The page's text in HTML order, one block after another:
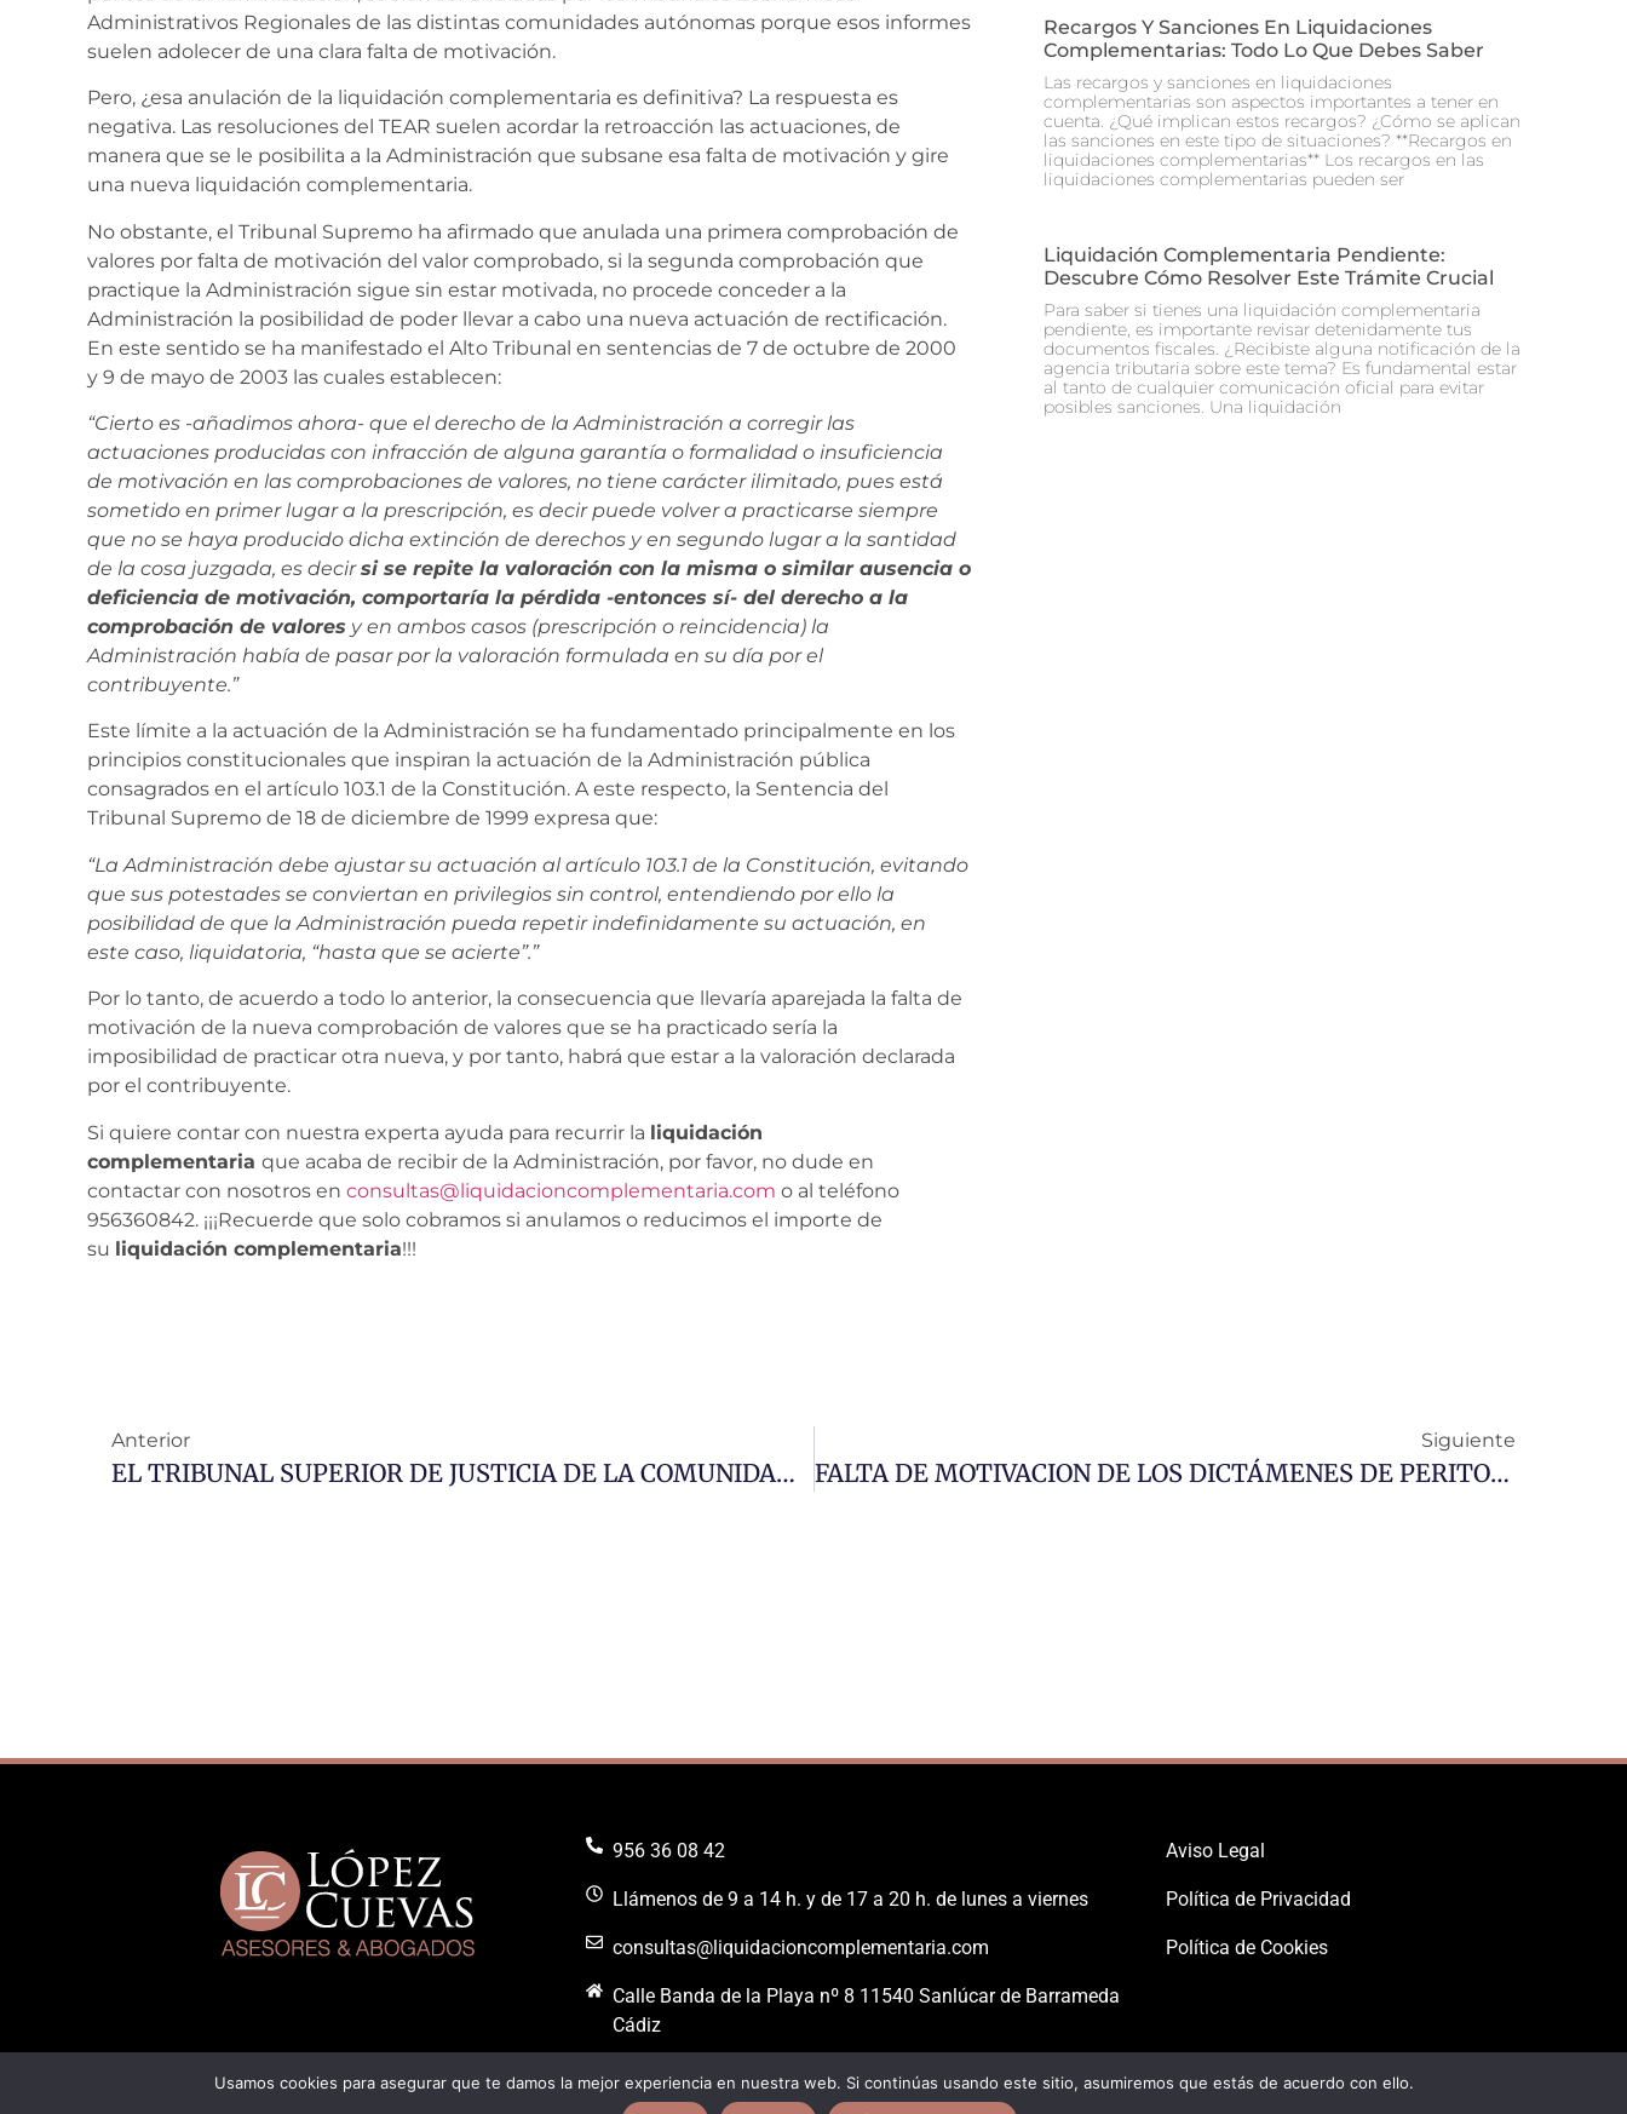
Administrativos Regionales de las distintas comunidades autónomas porque esos informes
suelen adolecer de una clara falta de motivación.
Pero, ¿esa anulación de la liquidación complementaria es definitiva? La respuesta es
negativa. Las resoluciones del TEAR suelen acordar la retroacción las actuaciones, de
manera que se le posibilita a la Administración que subsane esa falta de motivación y gire
una nueva liquidación complementaria.
No obstante, el Tribunal Supremo ha afirmado que anulada una primera comprobación de
valores por falta de motivación del valor comprobado, si la segunda comprobación que
practique la Administración sigue sin estar motivada, no procede conceder a la
Administración la posibilidad de poder llevar a cabo una nueva actuación de rectificación.
En este sentido se ha manifestado el Alto Tribunal en sentencias de 7 de octubre de 2000
y 9 de mayo de 2003 las cuales establecen:
“Cierto es -añadimos ahora- que el derecho de la Administración a corregir las
actuaciones producidas con infracción de alguna garantía o formalidad o insuficiencia
de motivación en las comprobaciones de valores, no tiene carácter ilimitado, pues está
sometido en primer lugar a la prescripción, es decir puede volver a practicarse siempre
que no se haya producido dicha extinción de derechos y en segundo lugar a la santidad
de la cosa juzgada, es decirsi se repite la valoración con la misma o similar ausencia o
deficiencia de motivación, comportaría la pérdida -entonces sí- del derecho a la
comprobación de valores y en ambos casos (prescripción o reincidencia) la
Administración había de pasar por la valoración formulada en su día por el
contribuyente.”
Este límite a la actuación de la Administración se ha fundamentado principalmente en los
principios constitucionales que inspiran la actuación de la Administración pública
consagrados en el artículo 103.1 de la Constitución. A este respecto, la Sentencia del
Tribunal Supremo de 18 de diciembre de 1999 expresa que:
“La Administración debe ajustar su actuación al artículo 103.1 de la Constitución, evitando
que sus potestades se conviertan en privilegios sin control, entendiendo por ello la
posibilidad de que la Administración pueda repetir indefinidamente su actuación, en
este caso, liquidatoria, “hasta que se acierte”.”
Por lo tanto, de acuerdo a todo lo anterior, la consecuencia que llevaría aparejada la falta de
motivación de la nueva comprobación de valores que se ha practicado sería la
imposibilidad de practicar otra nueva, y por tanto, habrá que estar a la valoración declarada
por el contribuyente.
Si quiere contar con nuestra experta ayuda para recurrir la liquidación
complementaria que acaba de recibir de la Administración, por favor, no dude en
contactar con nosotros en consultas@liquidacioncomplementaria.com o al teléfono
956360842. ¡¡¡Recuerde que solo cobramos si anulamos o reducimos el importe de
su liquidación complementaria!!!
Recargos Y Sanciones En Liquidaciones
Complementarias: Todo Lo Que Debes Saber
Las recargos y sanciones en liquidaciones
complementarias son aspectos importantes a tener en
cuenta. ¿Qué implican estos recargos? ¿Cómo se aplican
las sanciones en este tipo de situaciones? **Recargos en
liquidaciones complementarias** Los recargos en las
liquidaciones complementarias pueden ser
Liquidación Complementaria Pendiente:
Descubre Cómo Resolver Este Trámite Crucial
Para saber si tienes una liquidación complementaria
pendiente, es importante revisar detenidamente tus
documentos fiscales. ¿Recibiste alguna notificación de la
agencia tributaria sobre este tema? Es fundamental estar
al tanto de cualquier comunicación oficial para evitar
posibles sanciones. Una liquidación
Anterior
EL TRIBUNAL SUPERIOR DE JUSTICIA DE LA COMUNIDAD VALENCIANA “SE CARGA” EL MÉTODO DEL VALOR DE TASACIÓN A FINES HIPOTECARIOS
Siguiente
FALTA DE MOTIVACION DE LOS DICTÁMENES DE PERITOS DE LA AGENCIA TRIBUTARIA DE ANDALUCIA
956 36 08 42
Llámenos de 9 a 14 h. y de 17 a 20 h. de lunes a viernes
consultas@liquidacioncomplementaria.com
Calle Banda de la Playa nº 8 11540 Sanlúcar de Barrameda
Cádiz
Aviso Legal
Política de Privacidad
Política de Cookies
Usamos cookies para asegurar que te damos la mejor experiencia en nuestra web. Si continúas usando este sitio, asumiremos que estás de acuerdo con ello.